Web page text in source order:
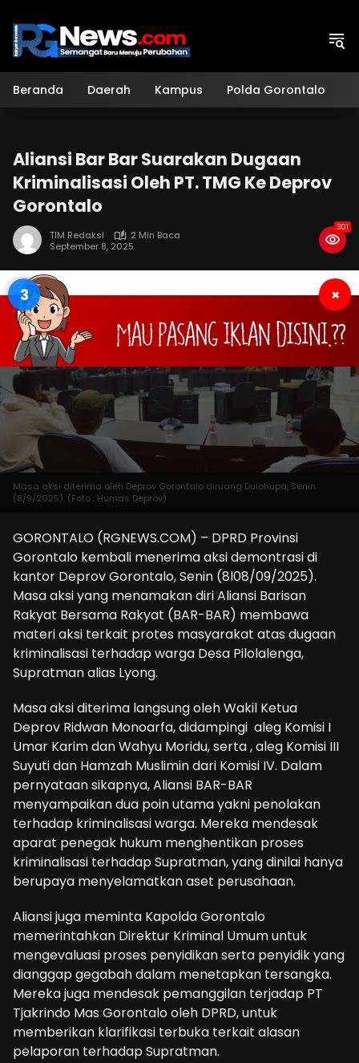
konten
Beranda Daerah Kampus Polda Gorontalo
Aliansi Bar Bar Suarakan Dugaan
Kriminalisasi Oleh PT. TMG Ke Deprov
Gorontalo
TIM Redaksi
2 Min Baca
September 8, 2025
301
2 ×
Masa aksi diterima oleh Deprov Gorontalo diruang Dulohupa, Senin
(8/9/2025). (Foto : Humas Deprov)
GORONTALO (RGNEWS.COM) – DPRD Provinsi
Gorontalo kembali menerima aksi demontrasi di
kantor Deprov Gorontalo, Senin (8l08/09/2025).
Masa aksi yang menamakan diri Aliansi Barisan
Rakyat Bersama Rakyat (BAR-BAR) membawa
materi aksi terkait protes masyarakat atas dugaan
kriminalisasi terhadap warga Desa Pilolalenga,
Supratman alias Lyong.
Masa aksi diterima langsung oleh Wakil Ketua
Deprov Ridwan Monoarfa, didampingi aleg Komisi I
Umar Karim dan Wahyu Moridu, serta , aleg Komisi III
Suyuti dan Hamzah Muslimin dari Komisi IV. Dalam
pernyataan sikapnya, Aliansi BAR-BAR
menyampaikan dua poin utama yakni penolakan
terhadap kriminalisasi warga. Mereka mendesak
aparat penegak hukum menghentikan proses
kriminalisasi terhadap Supratman, yang dinilai hanya
berupaya menyelamatkan aset perusahaan.
Aliansi juga meminta Kapolda Gorontalo
memerintahkan Direktur Kriminal Umum untuk
mengevaluasi proses penyidikan serta penyidik yang
dianggap gegabah dalam menetapkan tersangka.
Mereka juga mendesak pemanggilan terjadap PT
Tjakrindo Mas Gorontalo oleh DPRD, untuk
memberikan klarifikasi terbuka terkait alasan
pelaporan terhadap Supratman.